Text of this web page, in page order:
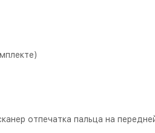
отпечатка пальца на